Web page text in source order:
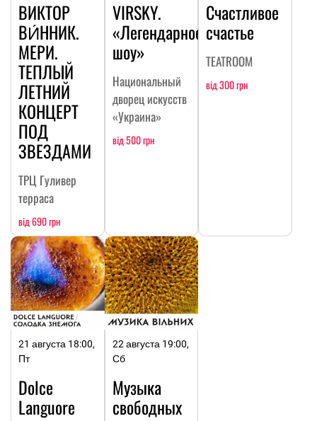
ВИКТОР
ВИ́ННИК.
МЕРИ.
ТЕПЛЫЙ
ЛЕТНИЙ
КОНЦЕРТ
ПОД
ЗВЕЗДАМИ
ТРЦ Гуливер
терраса
від 690 грн
VIRSKY.
«Легендарное
шоу»
Национальный
дворец искусств
«Украина»
від 500 грн
Счастливое
счастье
TEATROOM
від 300 грн
21 августа 18:00,
Пт
Dolce
Languore
22 августа 19:00,
Сб
Музыка
свободных